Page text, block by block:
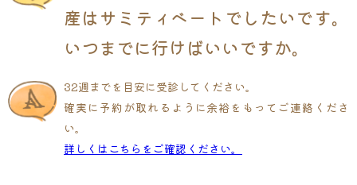
産はサミティベートでしたいです。
いつまでに行けばいいですか。
32週までを目安に受診してください。
確実に予約が取れるように余裕をもってご連絡くださ
い。
詳しくはこちらをご確認ください。